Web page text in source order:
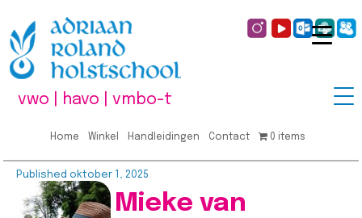
vwo | havo | vmbo-t
Home Winkel Handleidingen Contact 0 items
Published oktober 1, 2025
Mieke van